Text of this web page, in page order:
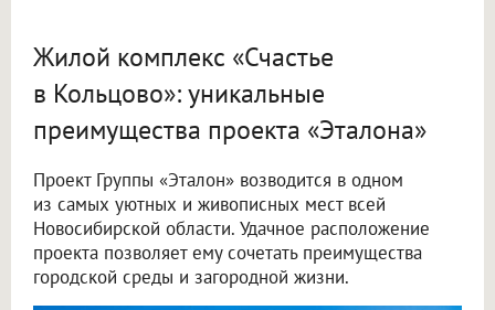
Жилой комплекс «Счастье
в Кольцово»: уникальные
преимущества проекта «Эталона»
Проект Группы «Эталон» возводится в одном
из самых уютных и живописных мест всей
Новосибирской области. Удачное расположение
проекта позволяет ему сочетать преимущества
городской среды и загородной жизни.